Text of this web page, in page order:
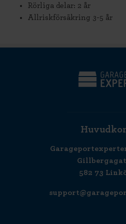
Rörliga delar: 2 år
Allriskförsäkring 3-5 år
582 73